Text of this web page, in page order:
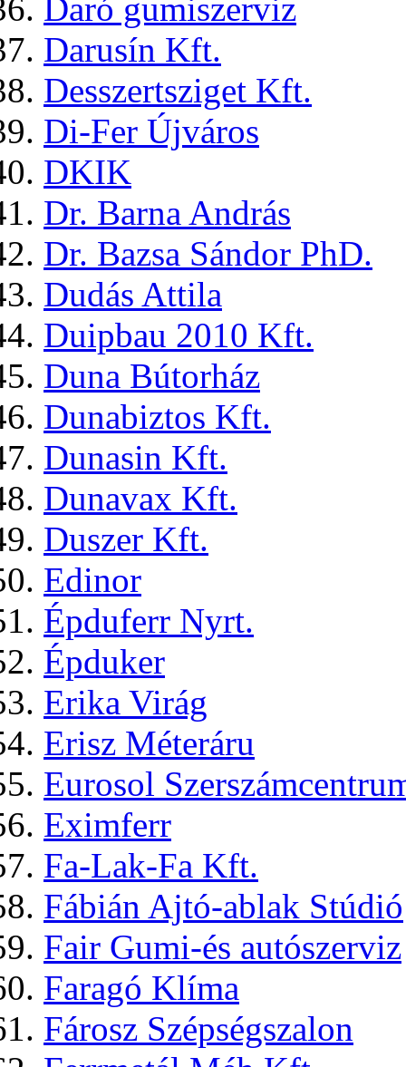
Daró gumiszerviz
Darusín Kft.
Desszertsziget Kft.
Di-Fer Újváros
DKIK
Dr. Barna András
Dr. Bazsa Sándor PhD.
Dudás Attila
Duipbau 2010 Kft.
Duna Bútorház
Dunabiztos Kft.
Dunasin Kft.
Dunavax Kft.
Duszer Kft.
Edinor
Épduferr Nyrt.
Épduker
Erika Virág
Erisz Méteráru
Eurosol
Eximferr
Fa-Lak-Fa Kft.
Fábián Ajtó-ablak Stúdió
Fair Gumi-és autószerviz
Faragó Klíma
Fárosz Szépségszalon